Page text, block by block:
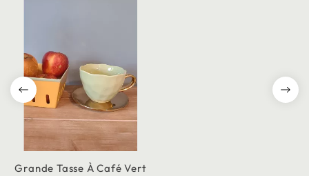
Grande Tasse À Café Vert